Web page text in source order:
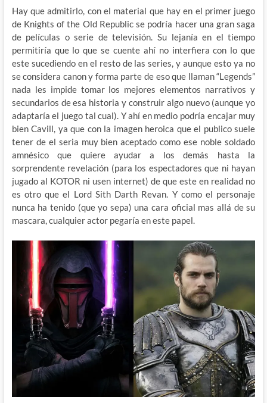
Hay que admitirlo, con el material que hay en el primer juego
de Knights of the Old Republic se podría hacer una gran saga
de películas o serie de televisión. Su lejanía en el tiempo
permitiría que lo que se cuente ahí no interfiera con lo que
este sucediendo en el resto de las series, y aunque esto ya no
se considera canon y forma parte de eso que llaman “Legends”
nada les impide tomar los mejores elementos narrativos y
secundarios de esa historia y construir algo nuevo (aunque yo
adaptaría el juego tal cual). Y ahí en medio podría encajar muy
bien Cavill, ya que con la imagen heroica que el publico suele
tener de el seria muy bien aceptado como ese noble soldado
amnésico que quiere ayudar a los demás hasta la
sorprendente revelación (para los espectadores que ni hayan
jugado al KOTOR ni usen internet) de que este en realidad no
es otro que el Lord Sith Darth Revan. Y como el personaje
nunca ha tenido (que yo sepa) una cara oficial mas allá de su
mascara, cualquier actor pegaría en este papel.